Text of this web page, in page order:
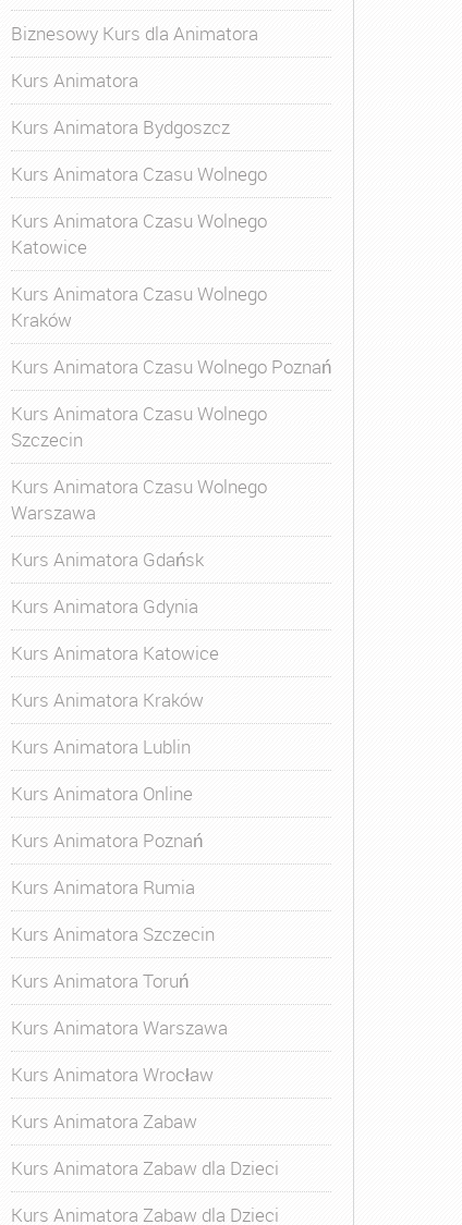
Animatora Czasu Wolnego Warszawa
Zabaw dla Dzieci,Kurs Animatora Zabaw dla
Biznesowy Kurs dla Animatora
Kurs Animatora
Kurs Animatora Bydgoszcz
Kurs Animatora Czasu Wolnego
Kurs Animatora Czasu Wolnego
Katowice
Kurs Animatora Czasu Wolnego
Kraków
Kurs Animatora Czasu Wolnego Poznań
Kurs Animatora Czasu Wolnego
Szczecin
Kurs Animatora Czasu Wolnego
Warszawa
Kurs Animatora Gdańsk
Kurs Animatora Gdynia
Kurs Animatora Katowice
Kurs Animatora Kraków
Kurs Animatora Lublin
Kurs Animatora Online
Kurs Animatora Poznań
Kurs Animatora Rumia
Kurs Animatora Szczecin
Kurs Animatora Toruń
Kurs Animatora Warszawa
Kurs Animatora Wrocław
Kurs Animatora Zabaw
Kurs Animatora Zabaw dla Dzieci
Kurs Animatora Zabaw dla Dzieci